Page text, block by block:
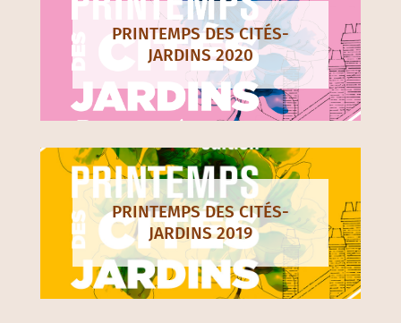
PRINTEMPS DES CITÉS-
JARDINS 2020
PRINTEMPS DES CITÉS-
JARDINS 2019